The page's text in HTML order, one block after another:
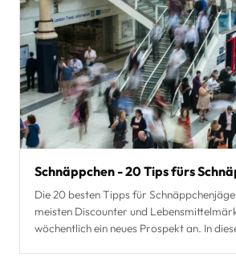
Schnäppchen - 20 Tips fürs
Die 20 besten Tipps für
meisten Discounter und
wöchentlich ein neues Prospekt an. In